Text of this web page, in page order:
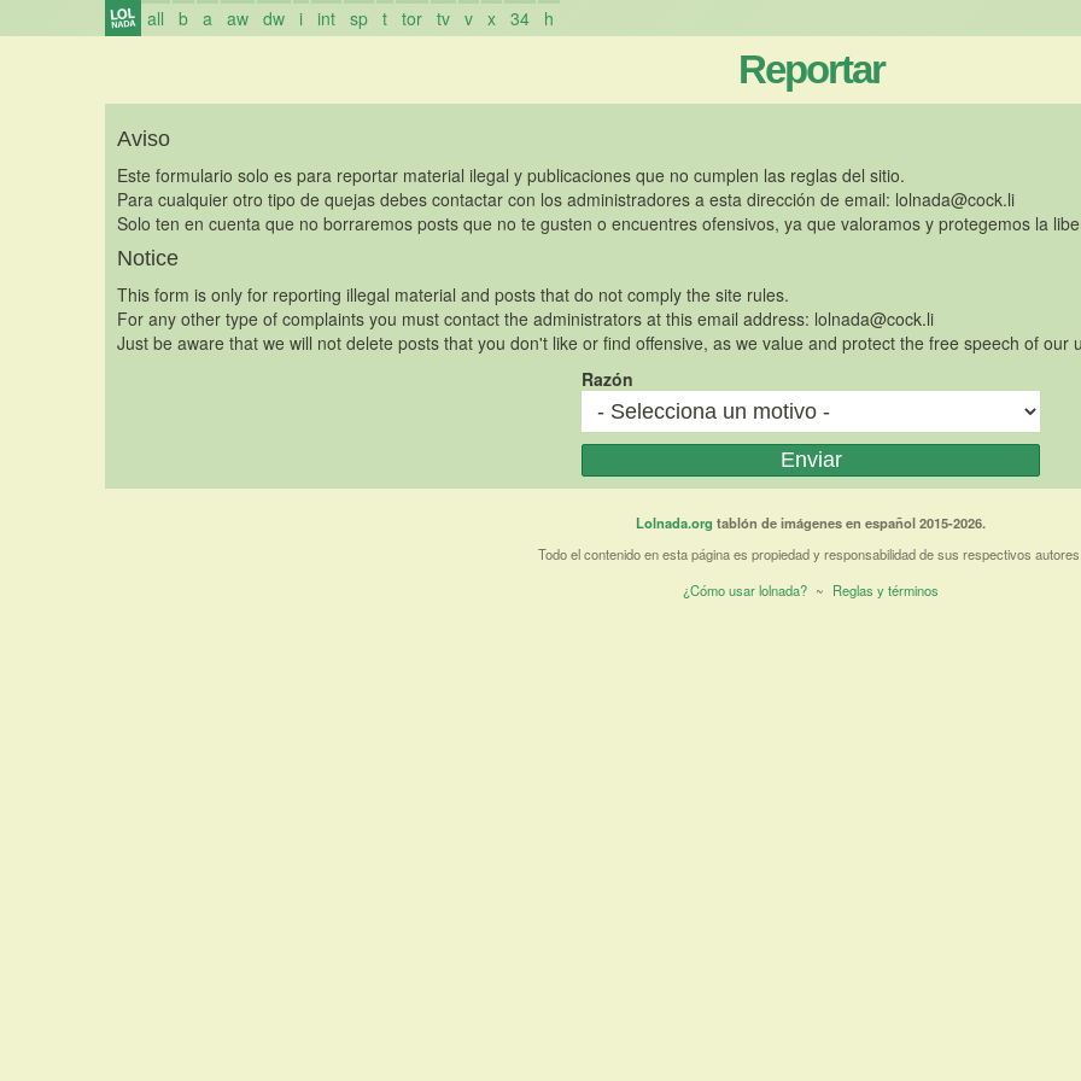
all b a aw dw i int sp t tor tv v x 34 h
Reportar
Aviso
Este formulario solo es para reportar material ilegal y publicaciones que no cumplen las reglas del sitio.
Para cualquier otro tipo de quejas debes contactar con los administradores a esta dirección de email: lolnada@cock.li
Solo ten en cuenta que no borraremos posts que no te gusten o encuentres ofensivos, ya que valoramos y protegemos la
Notice
This form is only for reporting illegal material and posts that do not comply the site rules.
For any other type of complaints you must contact the administrators at this email address: lolnada@cock.li
Just be aware that we will not delete posts that you don't like or find offensive, as we value and protect the free speech of our
Razón
Lolnada.org tablón de imágenes en español 2015-2026.
Todo el contenido en esta página es propiedad y responsabilidad de sus respectivos
¿Cómo usar lolnada? ~ Reglas y términos